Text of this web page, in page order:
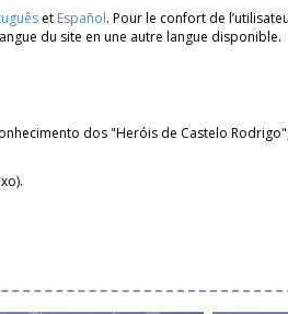
et Español. Pour le confort de
du site en une autre langue disponible.
dos "Heróis de Castelo